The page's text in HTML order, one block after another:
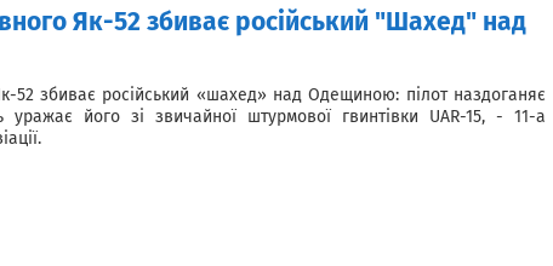
Як-52 збиває російський "Шахед" над
52 збиває російський «шахед» над Одещиною: пілот наздоганяє
уражає його зі звичайної штурмової гвинтівки UAR-15, - 11-а